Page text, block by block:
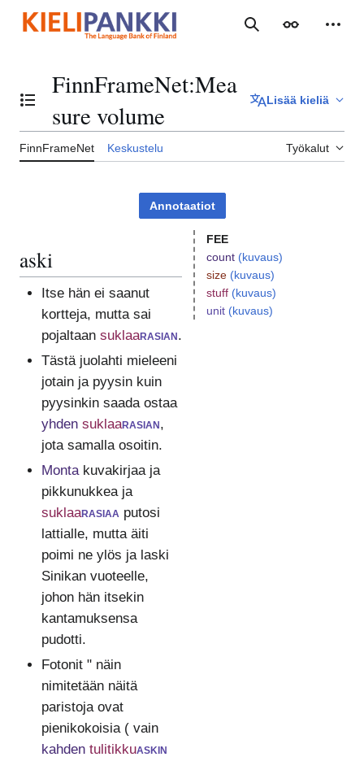
sisältöön
Haku Ulkoasu
Vaihda sisällysluettelo
FinnFrameNet:Mea
sure volume
Lisää kieliä
FinnFrameNet Keskustelu Työkalut
Annotaatiot
aski
Itse hän ei saanut
kortteja, mutta sai
pojaltaan suklaarasian.
Tästä juolahti mieleeni
jotain ja pyysin kuin
pyysinkin saada ostaa
yhden suklaarasian,
jota samalla osoitin.
Montakuvakirjaa ja
pikkunukkea ja
suklaarasiaa putosi
lattialle, mutta äiti
poimi ne ylös ja laski
Sinikan vuoteelle,
johon hän itsekin
kantamuksensa
pudotti.
Fotonit " näin
nimitetään näitä
paristoja ovat
pienikokoisia ( vain
kahden tulitikkuaskin
FEE
count (kuvaus)
size (kuvaus)
stuff (kuvaus)
unit (kuvaus)